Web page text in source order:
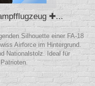
✚...
Silhouette einer FA-18
Airforce im Hintergrund.
Nationalstolz. Ideal für